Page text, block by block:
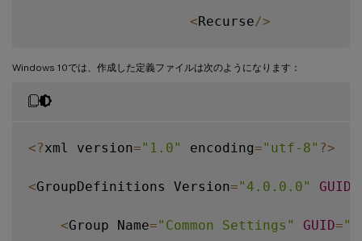
<Recurse/>
Folder
Windows 10では、作成した定義ファイルは次のようになります：
<?xml version="1.0" encoding="utf-8" ?>
<GroupDefinitions Version="4.0.0.0" GUID
<Group Name="Common Settings" GUID=